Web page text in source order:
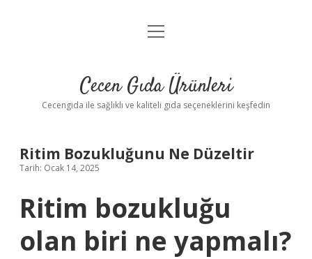
Anasayfa
Yasal Uyarı
menüyü
Cecen Gıda Ürünleri
Cecengida ile sağlıklı ve kaliteli gıda seçeneklerini keşfedin
Ritim Bozukluğunu Ne Düzeltir
Tarih: Ocak 14, 2025
Ritim bozukluğu
olan biri ne yapmalı?